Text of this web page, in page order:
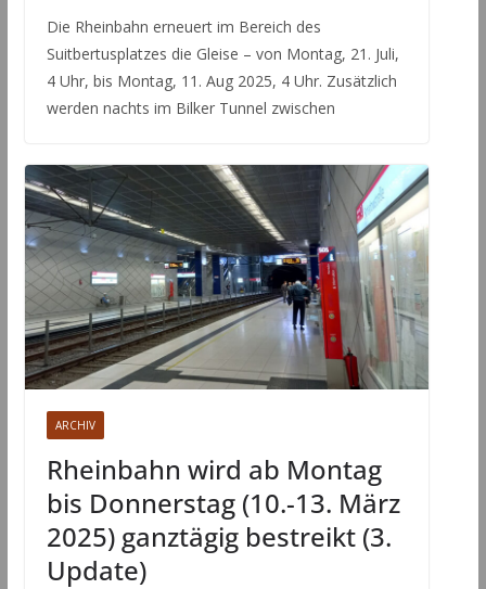
Die Rheinbahn erneuert im Bereich des
Suitbertusplatzes die Gleise – von Montag, 21. Juli,
4 Uhr, bis Montag, 11. Aug 2025, 4 Uhr. Zusätzlich
werden nachts im Bilker Tunnel zwischen
ARCHIV
Rheinbahn wird ab Montag
bis Donnerstag (10.-13. März
2025) ganztägig bestreikt (3.
Update)